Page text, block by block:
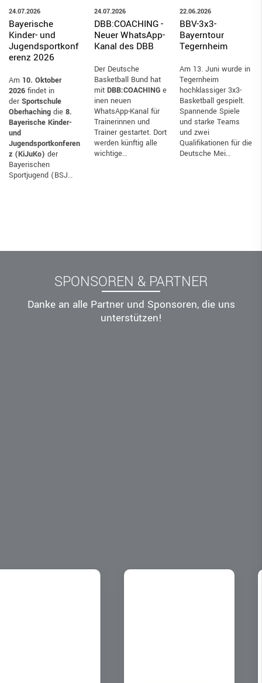
24.07.2026
Bayerische
Kinder- und
Jugendsportkonf
erenz 2026
Am 10. Oktober
2026 findet in
der Sportschule
Oberhaching die 8.
Bayerische Kinder-
und
Jugendsportkonferen
z (KiJuKo) der
Bayerischen
Sportjugend (BSJ…
24.07.2026
DBB:COACHING -
Neuer WhatsApp-
Kanal des DBB
Der Deutsche
Basketball Bund hat
mit DBB:COACHING e
inen neuen
WhatsApp-Kanal für
Trainerinnen und
Trainer gestartet. Dort
werden künftig alle
wichtige…
22.06.2026
BBV-3x3-
Bayerntour
Tegernheim
Am 13. Juni wurde in
Tegernheim
hochklassiger 3x3-
Basketball gespielt.
Spannende Spiele
und starke Teams
und zwei
Qualifikationen für die
Deutsche Mei…
SPONSOREN & PARTNER
Danke an alle Partner und Sponsoren, die uns
unterstützen!